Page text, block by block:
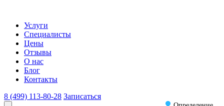
Услуги
Специалисты
Цены
Отзывы
О нас
Блог
Контакты
8 (499) 113-80-28 Записаться